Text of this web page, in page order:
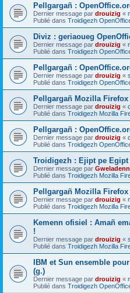
Pellgargañ :
Dernier message par drouizig «
Publié dans Troidigezh
Diviz : geriaoueg
Dernier message par drouizig «
Publié dans Troidigezh
Pellgargañ :
Dernier message par drouizig «
Publié dans Troidigezh
Pellgargañ Mozilla Firefox
Dernier message par drouizig «
Publié dans Troidigezh Mozilla
Pellgargañ :
Dernier message par drouizig «
Publié dans Troidigezh
Troidigezh : Ejipt pe
Dernier message par
Publié dans Troidigezh Mozilla
Pellgargañ Mozilla Firefox
Dernier message par drouizig «
Publié dans Troidigezh Mozilla
Kemenn ofisiel : Amañ
!
Dernier message par drouizig «
Publié dans Troidigezh Mozilla
IBM et Sun ensemble
(g.)
Dernier message par drouizig «
Publié dans Troidigezh